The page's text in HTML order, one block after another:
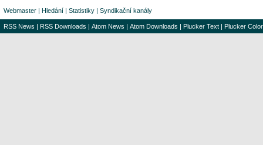
Webmaster | Hledání | Statistiky | Syndikační kanály
RSS News | RSS Downloads | Atom News | Atom Downloads | Plucker Text | Plucker Color